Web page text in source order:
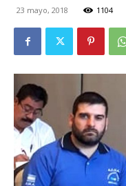
23 mayo, 2018 1104